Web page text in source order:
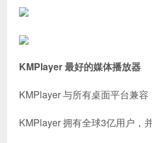
分享，
KMPlayer 最好的媒体播放器
KMPlayer 与所有桌面平台兼
KMPlayer 拥有全球3亿用户，